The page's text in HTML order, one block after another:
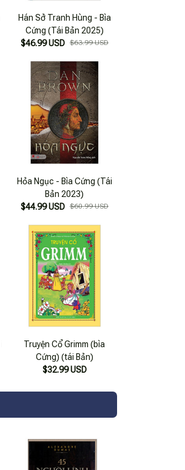
Hán Sở Tranh Hùng - Bìa
Cứng (Tái Bản 2025)
$46.99 USD $63.99 USD
Hỏa Ngục - Bìa Cứng (Tái
Bản 2023)
$44.99 USD $60.99 USD
Truyện Cổ Grimm (bìa
Cứng) (tái Bản)
$32.99 USD